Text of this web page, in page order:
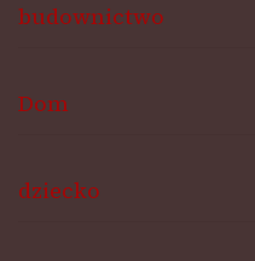
budownictwo
Dom
dziecko